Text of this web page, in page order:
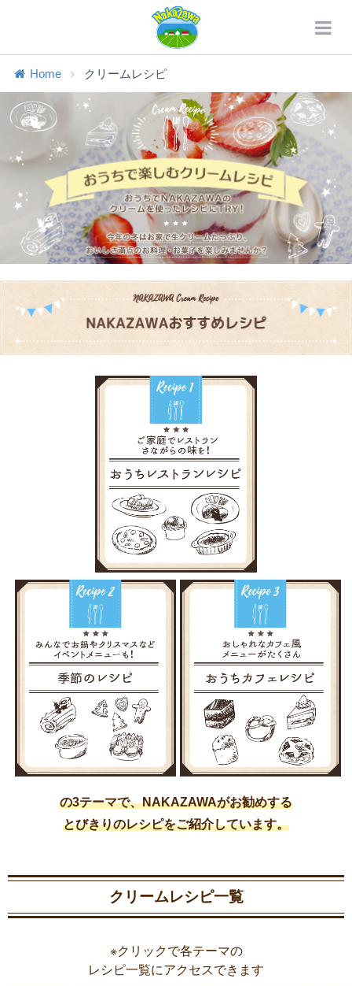
Home クリームレシピ
の3テーマで、NAKAZAWAがお勧めする
とびきりのレシピをご紹介しています。
クリームレシピ一覧
※クリックで各テーマの
レシピ一覧にアクセスできます